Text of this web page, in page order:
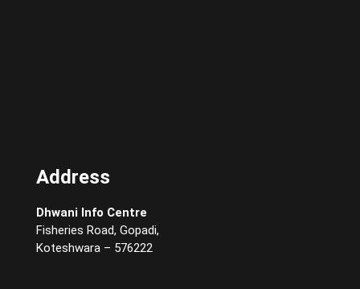
Address
Dhwani Info Centre
Fisheries Road, Gopadi,
Koteshwara – 576222